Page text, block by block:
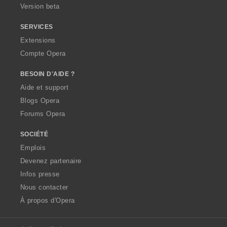
Version beta
SERVICES
Extensions
Compte Opera
BESOIN D'AIDE ?
Aide et support
Blogs Opera
Forums Opera
SOCIÉTÉ
Emplois
Devenez partenaire
Infos presse
Nous contacter
À propos d'Opera